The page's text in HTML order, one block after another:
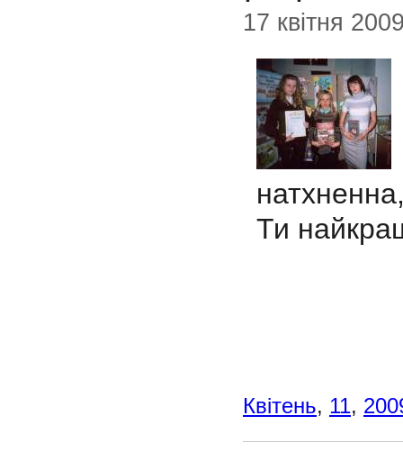
17 квітня
Ти
Квітень, 11,